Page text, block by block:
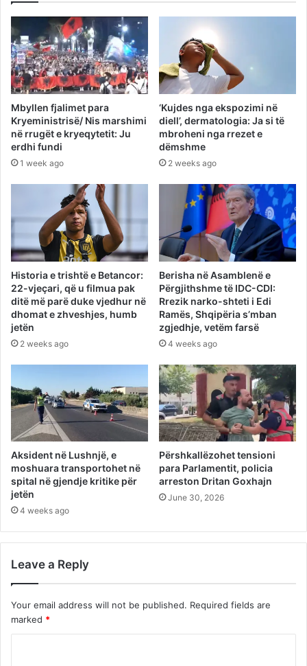
Mbyllen fjalimet para
Kryeministrisë/ Nis marshimi
në rrugët e kryeqytetit: Ju
erdhi fundi
1 week ago
‘Kujdes nga ekspozimi në
diell’, dermatologia: Ja si të
mbroheni nga rrezet e
dëmshme
2 weeks ago
Historia e trishtë e Betancor:
22-vjeçari, që u filmua pak
ditë më parë duke vjedhur në
dhomat e zhveshjes, humb
jetën
2 weeks ago
Berisha në Asamblenë e
Përgjithshme të IDC-CDI:
Rrezik narko-shteti i Edi
Ramës, Shqipëria s’mban
zgjedhje, vetëm farsë
4 weeks ago
Aksident në Lushnjë, e
moshuara transportohet në
spital në gjendje kritike për
jetën
4 weeks ago
Përshkallëzohet tensioni
para Parlamentit, policia
arreston Dritan Goxhajn
June 30, 2026
Leave a Reply
Your email address will not be published. Required fields are
marked *